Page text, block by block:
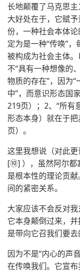
长地颠覆了马克思
大好处在于，它赋
份，一种社会本体
定为是一种“传唤”
被构成为社会主体
不“具有一种想像的
物质的存在”，因为
中”，而意识形态国
219页）；2、“所有
形态本身）就在于把
页）。
这里我想说（对此
[⑩] ），虽然阿尔都
是根本性的理论贡
间的紧密关系。
大家应该不会反对
它本身颠倒过来，
是带向它召我们要去
因为不是“内心的声
在传唤我们。它宣